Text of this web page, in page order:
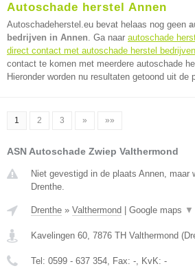
Autoschade herstel Annen
Autoschadeherstel.eu bevat helaas nog geen
bedrijven in Annen. Ga naar autoschade
direct contact met autoschade herstel bedrijven
contact te komen met meerdere autoschade
Hieronder worden nu resultaten getoond uit de
1 2 3 » »»
ASN Autoschade Zwiep Valthermond
Niet gevestigd in de plaats Annen, maar
Drenthe.
Drenthe » Valthermond Google maps ▼
Kavelingen 60, 7876 TH Valthermond (
Tel: 0599 - 637 354, Fax: -, KvK: -